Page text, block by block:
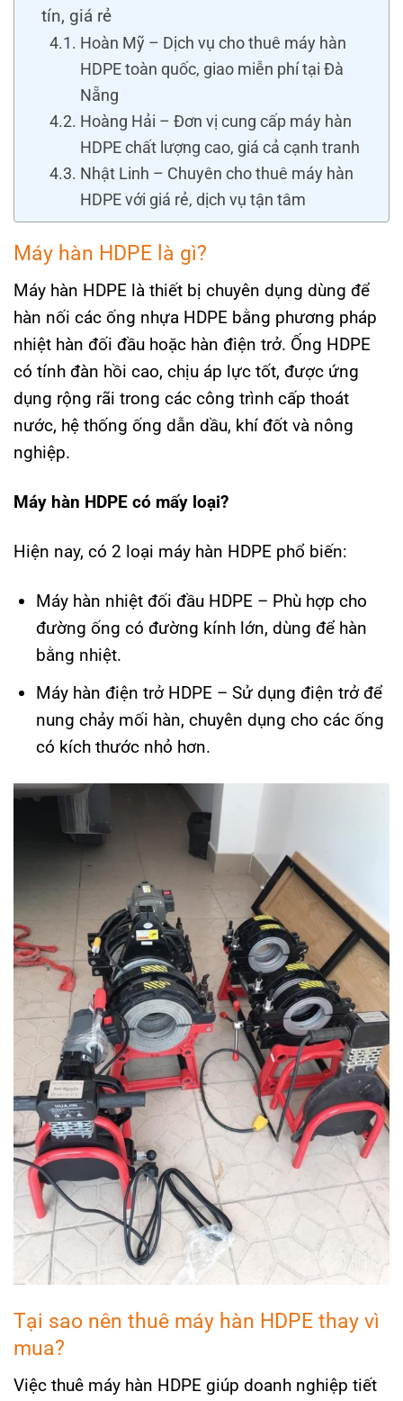
tín, giá rẻ
Hoàn Mỹ – Dịch vụ cho thuê máy hàn
HDPE toàn quốc, giao miễn phí tại Đà
Nẵng
Hoàng Hải – Đơn vị cung cấp máy hàn
HDPE chất lượng cao, giá cả cạnh tranh
Nhật Linh – Chuyên cho thuê máy hàn
HDPE với giá rẻ, dịch vụ tận tâm
Máy hàn HDPE là gì?
Máy hàn HDPE là thiết bị chuyên dụng dùng để
hàn nối các ống nhựa HDPE bằng phương pháp
nhiệt hàn đối đầu hoặc hàn điện trở. Ống HDPE
có tính đàn hồi cao, chịu áp lực tốt, được ứng
dụng rộng rãi trong các công trình cấp thoát
nước, hệ thống ống dẫn dầu, khí đốt và nông
nghiệp.
Máy hàn HDPE có mấy loại?
Hiện nay, có 2 loại máy hàn HDPE phổ biến:
Máy hàn nhiệt đối đầu HDPE – Phù hợp cho
đường ống có đường kính lớn, dùng để hàn
bằng nhiệt.
Máy hàn điện trở HDPE – Sử dụng điện trở để
nung chảy mối hàn, chuyên dụng cho các ống
có kích thước nhỏ hơn.
Tại sao nên thuê máy hàn HDPE thay vì
mua?
Việc thuê máy hàn HDPE giúp doanh nghiệp tiết